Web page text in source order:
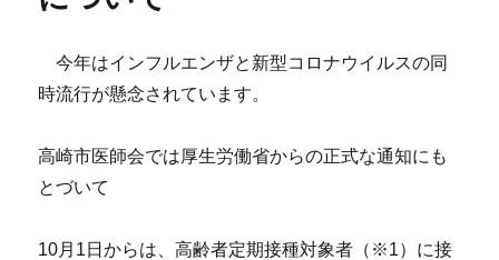
今年はインフルエンザと新型コロナウイルスの同
時流行が懸念されています。
高崎市医師会では厚生労働省からの正式な通知にも
とづいて
10月1日からは、高齢者定期接種対象者（※1）に接